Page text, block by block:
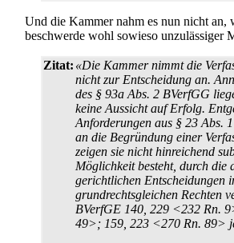
Und die Kammer nahm es nun nicht an,
beschwerde wohl sowieso unzulässiger
Zitat: «Die Kammer nimmt die
nicht zur Entscheidung an.
des § 93a Abs. 2 BVerfGG
keine Aussicht auf Erfolg.
Anforderungen aus § 23 Abs.
an die Begründung einer
zeigen sie nicht hinreichend
Möglichkeit besteht, durch die
gerichtlichen Entscheidungen
grundrechts­gleichen Rechten
BVerfGE 140, 229 <232 Rn.
49>; 159, 223 <270 Rn. 89>